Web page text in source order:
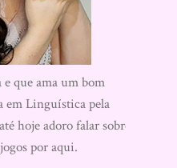
e que ama um bom
em Linguística pela
hoje adoro falar sobre
por aqui.